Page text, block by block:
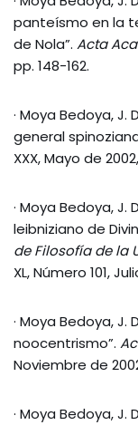
panteísmo en la
de Nola”. Acta
pp. 148-162.
· Moya Bedoya,
general
XXX, Mayo de
· Moya Bedoya, J.
leibniziano de
de Filosofía de la
XL, Número 101,
· Moya Bedoya, J.
noocentrismo”.
Noviembre de
· Moya Bedoya, J.